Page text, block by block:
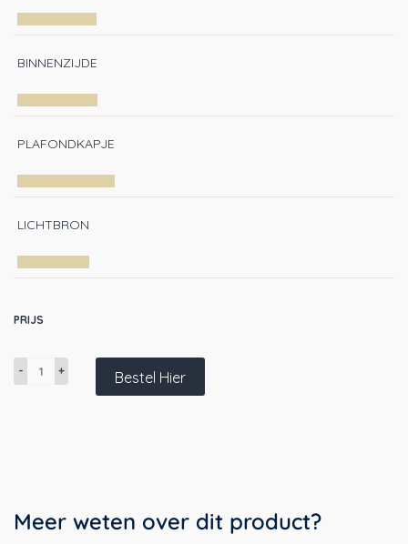
BINNENZIJDE
PLAFONDKAPJE
LICHTBRON
PRIJS
Lloop
XL
hanglamp,
Bestel Hier
Meer weten over dit product?